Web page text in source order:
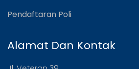
Pendaftaran Poli
Alamat Dan Kontak